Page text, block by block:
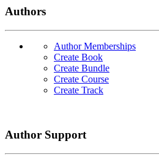
Authors
Author Memberships
Create Book
Create Bundle
Create Course
Create Track
Author Support